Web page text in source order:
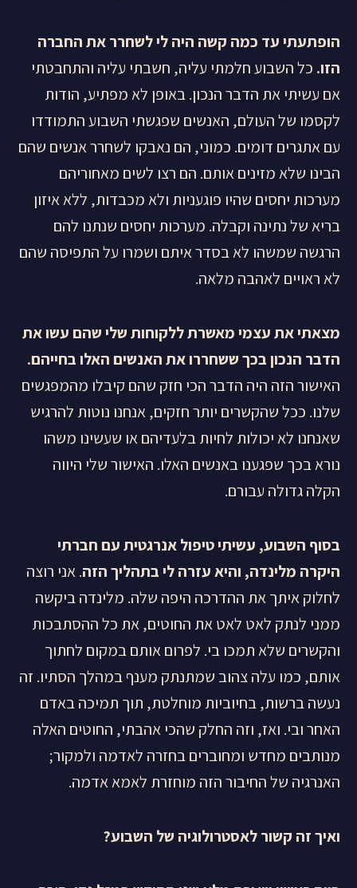
הופתעתי עד כמה קשה היה לי לשחרר את החברה
הזו. כל השבוע חלמתי עליה, חשבתי עליה והתחבטתי
אם עשיתי את הדבר הנכון. באופן לא מפתיע, הודות
לקסמו של העולם, האנשים שפגשתי השבוע התמודדו
עם אתגרים דומים. כמוני, הם נאבקו לשחרר אנשים שהם
הבינו שלא מזינים אותם. הם רצו לשים מאחוריהם
מערכות יחסים שהיו פוגעניות ולא מכבדות, ללא איזון
בריא של נתינה וקבלה. מערכות יחסים שנתנו להם
הרגשה שמשהו לא בסדר איתם ושמרו על התפיסה שהם
לא ראויים לאהבה מלאה.
מצאתי את עצמי מאשרת ללקוחות שלי שהם עשו את
הדבר הנכון בכך ששחררו את האנשים האלו בחייהם.
האישור הזה היה הדבר הכי חזק שהם קיבלו מהמפגשים
שלנו. ככל שהקשרים יותר חזקים, אנחנו נוטות להרגיש
שאנחנו לא יכולות לחיות בלעדיהם או שעשינו משהו
נורא בכך שפגענו באנשים האלו. האישור שלי היווה
הקלה גדולה עבורם.
בסוף השבוע, עשיתי טיפול אנרגטית עם חברתי
היקרה מלינדה, והיא עזרה לי בתהליך הזה. אני רוצה
לחלוק איתך את ההדרכה היפה שלה. מלינדה ביקשה
ממני לנתק לאט לאט את החוטים, את כל ההסתבכות
והקשרים שלא תמכו בי. לפרום אותם במקום לחתוך
אותם, כמו עלה צהוב שמתנתק מענף במהלך הסתיו. זה
נעשה ברשות, בחיוביות מוחלטת, תוך תמיכה באדם
האחר ובי. ואז, וזה החלק שהכי אהבתי, החוטים האלה
מנותבים מחדש ומחוברים בחזרה לאדמה ולמקור;
האנרגיה של החיבור הזה מוחזרת לאמא אדמה.
ואיך זה קשור לאסטרולוגיה של השבוע?